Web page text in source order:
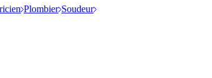
Plombier Soudeur